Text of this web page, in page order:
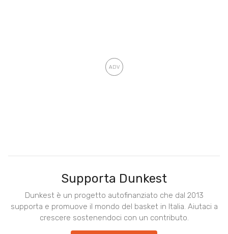
Supporta Dunkest
Dunkest è un progetto autofinanziato che dal 2013
supporta e promuove il mondo del basket in Italia. Aiutaci a
crescere sostenendoci con un contributo.